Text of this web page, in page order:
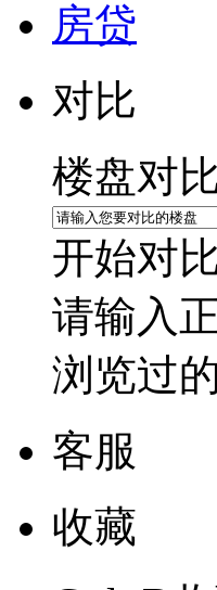
房贷
对比
楼盘对
开始对
请输入
浏览过
客服
收藏